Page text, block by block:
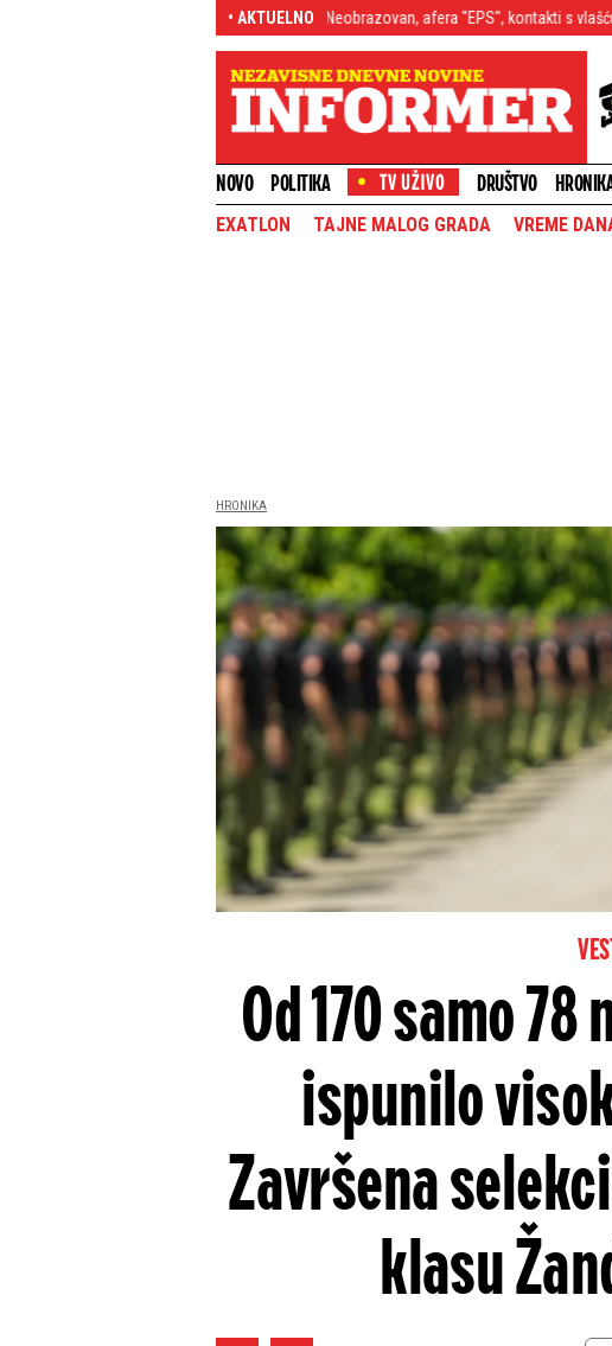
• AKTUELNO
"Neobrazovan, afera "EPS", kontakti s vlašću...": Blokaderi
NOVO POLITIKA DRUŠTVO
EXATLON TAJNE MALOG GRADA VREME
HRONIKA
Od 170 samo
ispunilo
Završena
klasu